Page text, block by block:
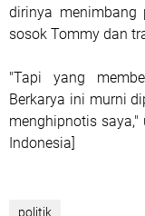
dirinya menimbang
sosok Tommy dan
"Tapi yang
Berkarya ini murni
menghipnotis
Indonesia]
politik